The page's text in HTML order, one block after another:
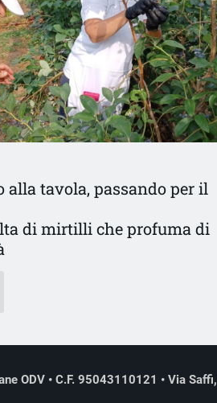
alla tavola, passando per il
di mirtilli che profuma di
ODV • C.F. 95043110121 • Via